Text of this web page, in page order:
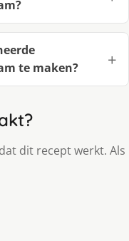
te maken?
dit recept werkt. Als